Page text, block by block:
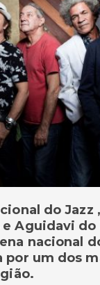
do Jazz ,
Aguidavi do
nacional
por um dos